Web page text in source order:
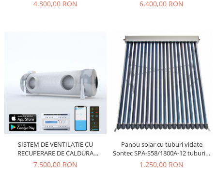
4.300,00 RON 6.400,00 RON
SISTEM DE VENTILATIE CU
RECUPERARE DE CALDURA
PRANA 340S PLUS
7.500,00 RON
Panou solar cu tuburi vidate
Sontec SPA-S58/1800A-12 tuburi +
rama montaj
1.250,00 RON